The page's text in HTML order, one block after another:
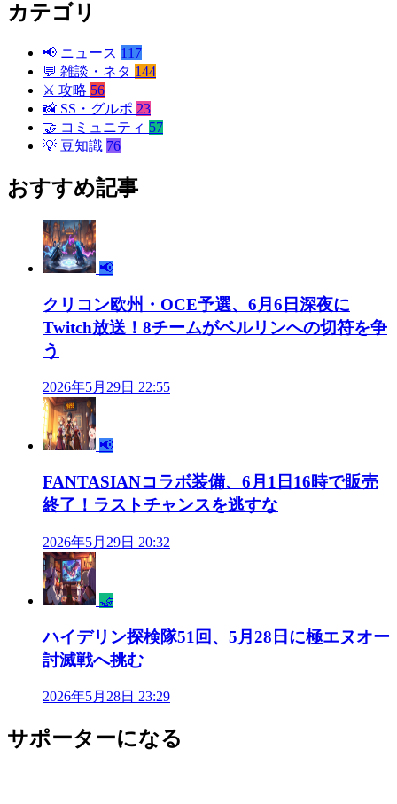
カテゴリ
📢 ニュース 117
💬 雑談・ネタ 144
⚔️ 攻略 56
📸 SS・グルポ 23
🤝 コミュニティ 57
💡 豆知識 76
おすすめ記事
📢
クリコン欧州・OCE予選、6月6日深夜に
Twitch放送！8チームがベルリンへの切符を争
う
2026年5月29日 22:55
📢
FANTASIANコラボ装備、6月1日16時で販売
終了！ラストチャンスを逃すな
2026年5月29日 20:32
🤝
ハイデリン探検隊51回、5月28日に極エヌオー
討滅戦へ挑む
2026年5月28日 23:29
サポーターになる